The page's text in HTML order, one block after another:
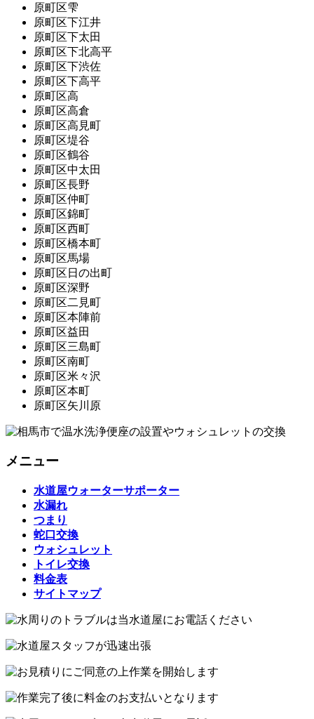
原町区雫
原町区下江井
原町区下太田
原町区下北高平
原町区下渋佐
原町区下高平
原町区高
原町区高倉
原町区高見町
原町区堤谷
原町区鶴谷
原町区中太田
原町区長野
原町区仲町
原町区錦町
原町区西町
原町区橋本町
原町区馬場
原町区日の出町
原町区深野
原町区二見町
原町区本陣前
原町区益田
原町区三島町
原町区南町
原町区米々沢
原町区本町
原町区矢川原
メニュー
水道屋ウォーターサポーター
水漏れ
つまり
蛇口交換
ウォシュレット
トイレ交換
料金表
サイトマップ